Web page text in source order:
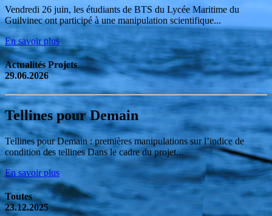
Vendredi 26 juin, les étudiants de BTS du Lycée Maritime du
Guilvinec ont participé à une manipulation scientifique...
En savoir plus
Actualités Projets
29.06.2026
Tellines pour Demain
Tellines pour Demain : premières manipulations sur l’indice de
condition des tellines Dans le cadre du projet...
En savoir plus
Toutes
23.12.2025